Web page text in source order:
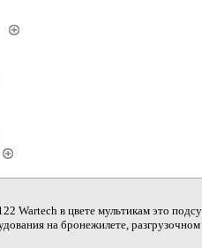
Wartech в цвете мультикам это
на бронежилете,